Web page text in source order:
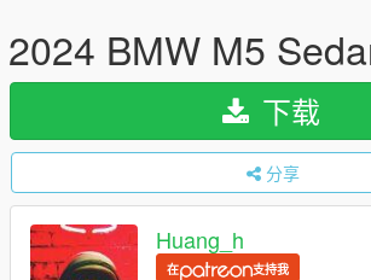
2024 BMW M5
下载
分享
Huang_h
在 支持我